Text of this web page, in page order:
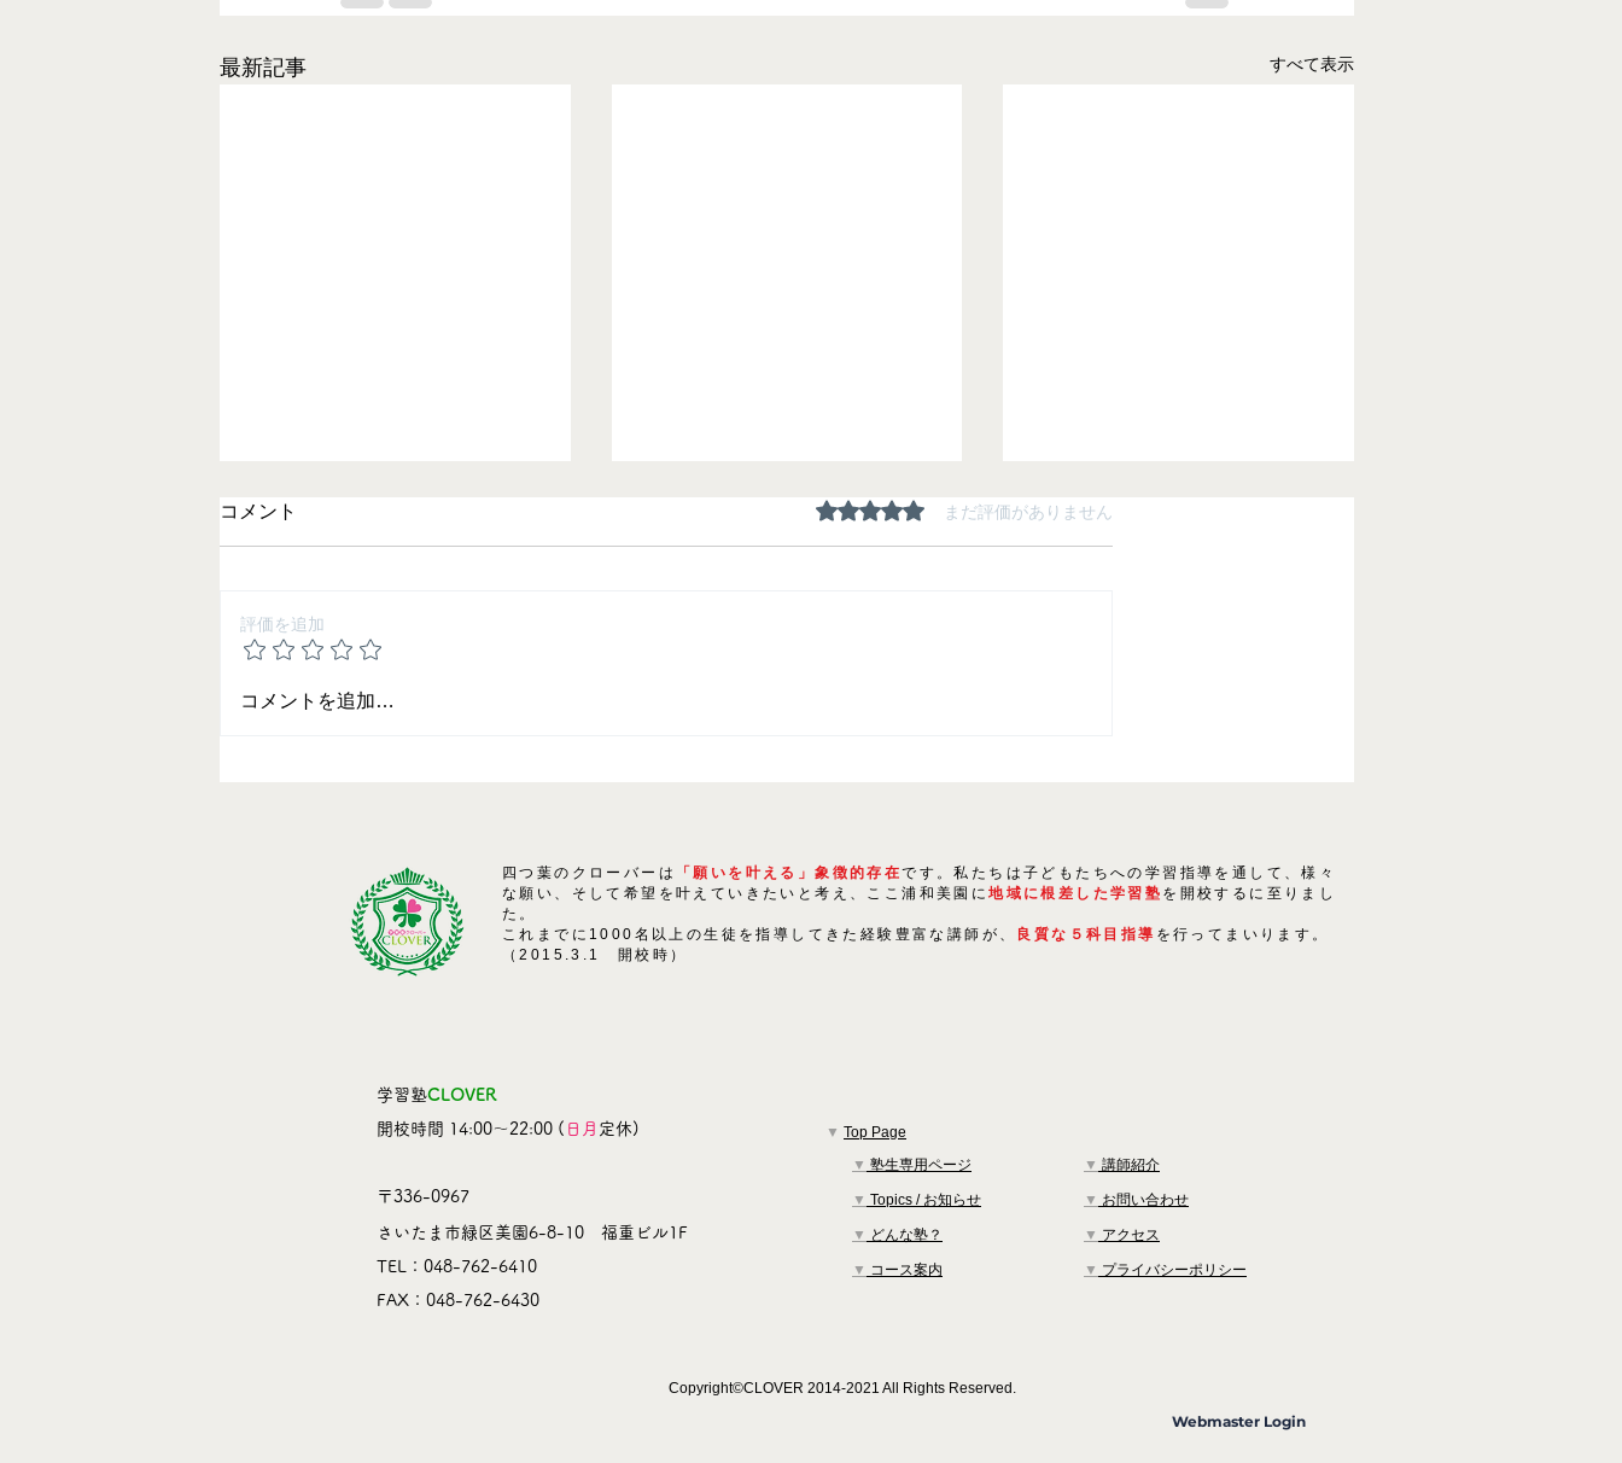
最新記事 すべて表示
夏期講習のご案内
コメント 5つ星のうち0と評価されています。
まだ評価がありません
評価を追加
コメントを追加…
四つ葉のクローバーは 「願いを叶える」象徴的存在です。私たちは子どもたちへの学習指導を通して、様々
な願い、そして希望を叶えていきたいと考え、ここ浦和美園に地域に根差した学習塾 を開校するに至りまし
た。
これまでに1000名以上の生徒を指導してきた経験豊富な講師が、
良質な５科目指導 を行ってまいります。
（2015.3.1 開校時）
学習塾CLOVER
​開校時間 14:00～22:00 ( 日月 定休)
〒336-0967
さいたま市緑区美園6-8-10 福重ビル1F
TEL：048-762-6410
​FAX：048-762-6430
▼ Top Page
▼ 塾生専用ページ ▼ 講師紹介
▼ Topics / お知らせ ▼ お問い合わせ
▼ どんな塾？ ▼ アクセス
▼ コース案内 ▼ プライバシーポリシー
Copyright©CLOVER 2014-2021 All Rights Reserved.
Webmaster Login